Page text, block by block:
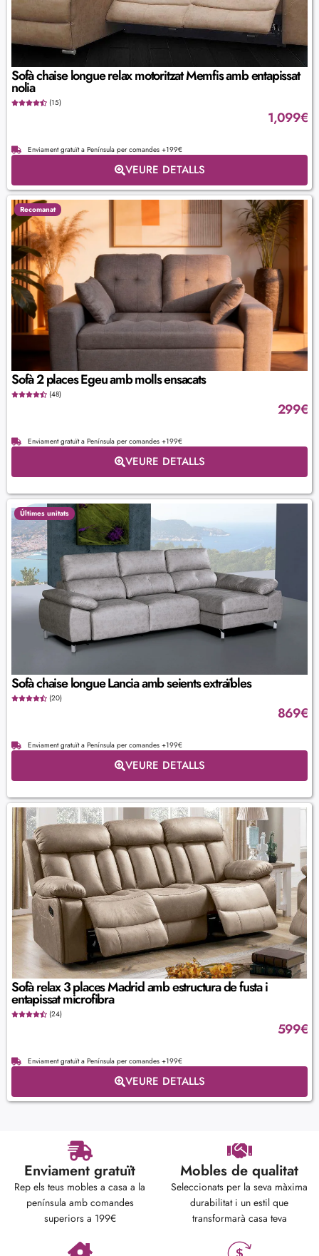
Sofà chaise longue relax motoritzat Memfis amb entapissat
nolia
(15)
1,099€
Enviament gratuït a Península per comandes +199€
VEURE DETALLS
Recomanat
Sofà 2 places Egeu amb molls ensacats
(48)
299€
Enviament gratuït a Península per comandes +199€
VEURE DETALLS
Últimes unitats
Sofà chaise longue Lancia amb seients extraïbles
(20)
869€
Enviament gratuït a Península per comandes +199€
VEURE DETALLS
Sofà relax 3 places Madrid amb estructura de fusta i
entapissat microfibra
(24)
599€
Enviament gratuït a Península per comandes +199€
VEURE DETALLS
Enviament gratuït
Rep els teus mobles a casa a la
península amb comandes
superiors a 199€
Mobles de qualitat
Seleccionats per la seva màxima
durabilitat i un estil que
transformarà casa teva